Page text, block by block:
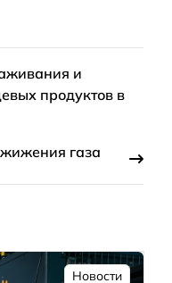
и
продуктов в
газа
Новости